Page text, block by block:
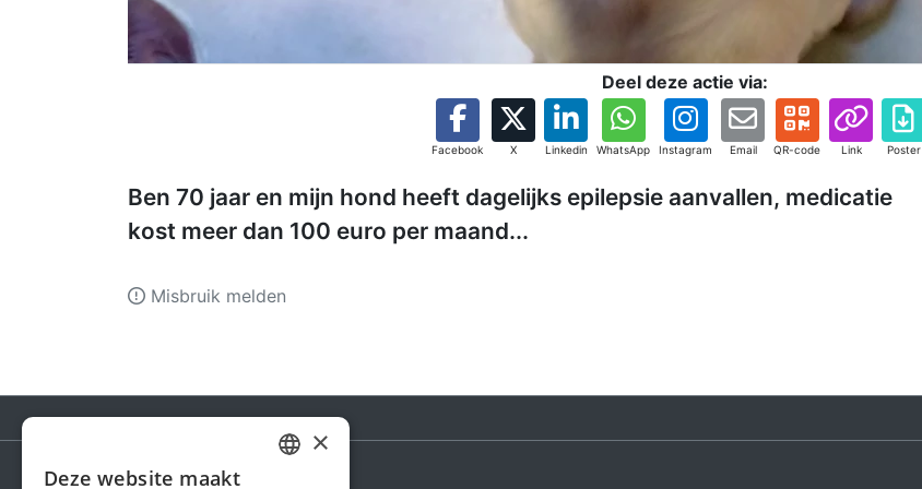
Deel deze actie via:
Facebook X Linkedin WhatsApp Instagram Email QR-code Link Poster
Ben 70 jaar en mijn hond heeft dagelijks epilepsie aanvallen, medicatie
kost meer dan 100 euro per maand...
Misbruik melden
×
Deze website maakt